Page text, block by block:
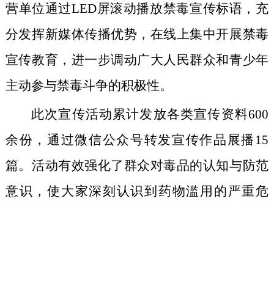
营单位通过LED屏滚动播放禁毒宣传标语，充
分发挥新媒体传播优势，在线上集中开展禁毒
宣传教育，进一步调动广大人民群众和青少年
主动参与禁毒斗争的积极性。
此次宣传活动累计发放各类宣传资料600
余份，通过微信公众号转发宣传作品展播15
篇。活动有效强化了群众对毒品的认知与防范
意识，使大家深刻认识到药物滥用的严重危